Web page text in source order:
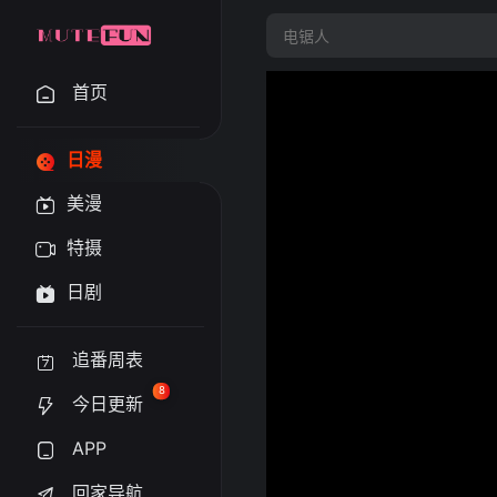
首页
日漫
美漫
特摄
日剧
追番周表
今日更新
8
APP
回家导航